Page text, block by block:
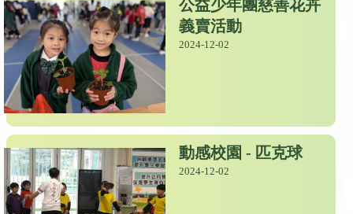
公益少年團慈善花卉
義賣活動
2024-12-02
動感校園 - 匹克球
2024-12-02